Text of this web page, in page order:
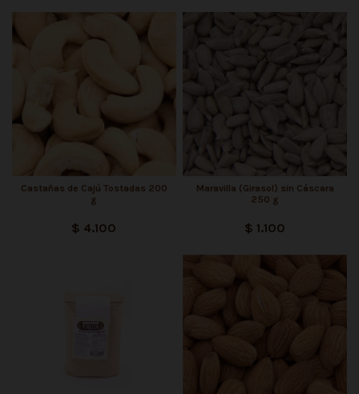
Castañas de Cajú Tostadas 200
g
$ 4.100
Maravilla (Girasol) sin Cáscara
250 g
$ 1.100